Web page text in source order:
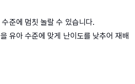
준에 멈칫 놀랄 수 있습니다.
유아 수준에 맞게 난이도를 낮추어 재배